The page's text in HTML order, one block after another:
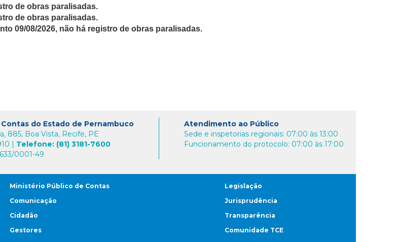
de obras paralisadas.
de obras paralisadas.
09/08/2026, não há registro de obras paralisadas.
do Estado de Pernambuco
885, Boa Vista, Recife, PE
| Telefone: (81) 3181-7600
0001-49
Atendimento ao Público
Sede e inspetorias regionais: 07:00 às 13:00
Funcionamento do protocolo: 07:00 às 17:00
Ministério Público de Contas
Comunicação
Cidadão
Gestores
Legislação
Jurisprudência
Transparência
Comunidade TCE